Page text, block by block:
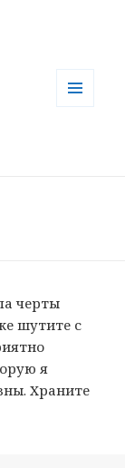
черты
шутите с
я
Храните